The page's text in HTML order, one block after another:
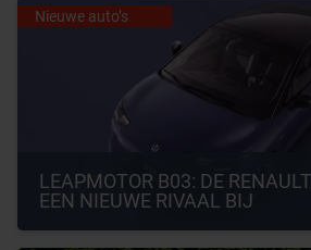
Nieuwe auto’s
LEAPMOTOR B03: DE
EEN NIEUWE RIVAAL BIJ